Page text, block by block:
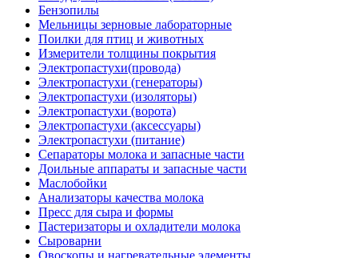
Бензопилы
Мельницы зерновые лабораторные
Поилки для птиц и животных
Измерители толщины покрытия
Электропастухи(провода)
Электропастухи (генераторы)
Электропастухи (изоляторы)
Электропастухи (ворота)
Электропастухи (аксессуары)
Электропастухи (питание)
Сепараторы молока и запасные части
Доильные аппараты и запасные части
Маслобойки
Анализаторы качества молока
Пресс для сыра и формы
Пастеризаторы и охладители молока
Сыроварни
Овоскопы и нагревательные элементы